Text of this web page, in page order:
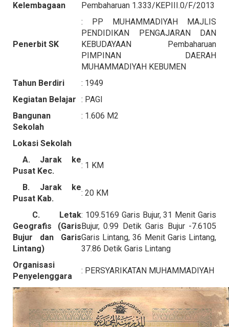
Kelembagaan
Pembaharuan 1.333/KEPIII.0/F/2013
Penerbit SK
: PP MUHAMMADIYAH MAJLIS
PENDIDIKAN PENGAJARAN DAN
KEBUDAYAAN Pembaharuan
PIMPINAN DAERAH
MUHAMMADIYAH KEBUMEN
Tahun Berdiri
: 1949
Kegiatan Belajar : PAGI
Bangunan
Sekolah
: 1.606 M2
Lokasi Sekolah
A. Jarak ke
Pusat Kec.
: 1 KM
B. Jarak ke
Pusat Kab.
: 20 KM
C. Letak
Geografis (Garis
Bujur dan Garis
Lintang)
: 109.5169 Garis Bujur, 31 Menit Garis
Bujur, 0.99 Detik Garis Bujur -7.6105
Garis Lintang, 36 Menit Garis Lintang,
37.86 Detik Garis Lintang
Organisasi
Penyelenggara
: PERSYARIKATAN MUHAMMADIYAH